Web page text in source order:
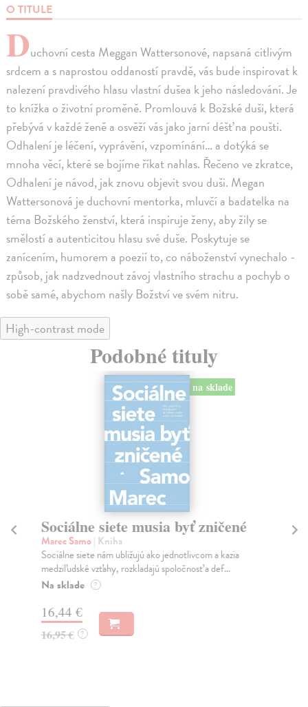
O TITULE
Duchovní cesta Meggan Wattersonové, napsaná citlivým
srdcem a s naprostou oddaností pravdě, vás bude inspirovat k
nalezení pravdivého hlasu vlastní dušea k jeho následování. Je
to knížka o životní proměně. Promlouvá k Božské duši, která
přebývá v každé ženě a osvěží vás jako jarní déšť na poušti.
Odhalení je léčení, vyprávění, vzpomínání… a dotýká se
mnoha věcí, které se bojíme říkat nahlas. Řečeno ve zkratce,
Odhalení je návod, jak znovu objevit svou duši. Megan
Wattersonová je duchovní mentorka, mluvčí a badatelka na
téma Božského ženství, která inspiruje ženy, aby žily se
smělostí a autenticitou hlasu své duše. Poskytuje se
zanícením, humorem a poezií to, co náboženství vynechalo -
způsob, jak nadzvednout závoj vlastního strachu a pochyb o
sobě samé, abychom našly Božství ve svém nitru.
High-contrast mode
Podobné tituly
na sklade
Sociálne siete musia byť zničené
Marec Samo| Kniha
Sociálne siete nám ubližujú ako jednotlivcom a kazia
medziľudské vzťahy, rozkladajú spoločnosť a def...
Na sklade ?
16,44 €
16,95 € ?